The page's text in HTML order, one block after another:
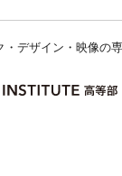
・デザイン・映像